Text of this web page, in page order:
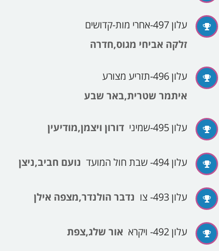
עלון 497-אחרי מות-קדושים
זלקה אביחי מגוס,חדרה
עלון 496-תזריע מצורע
איתמר שטרית,באר שבע
עלון 495-שמיני דורון ויצמן,מודיעין
עלון 494- שבת חול המועד נועם חביב,ניצן
עלון 493- צו נדבר הולנדר,מצפה אילן
עלון 492- ויקרא אור שלג,צפת